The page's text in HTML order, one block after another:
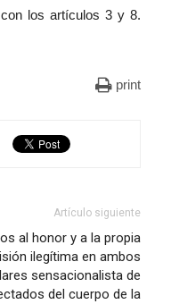
los artículos 3 y 8.
print
Artículo siguiente
al honor y a la propia
ilegítima en ambos
sensacionalista de
del cuerpo de la